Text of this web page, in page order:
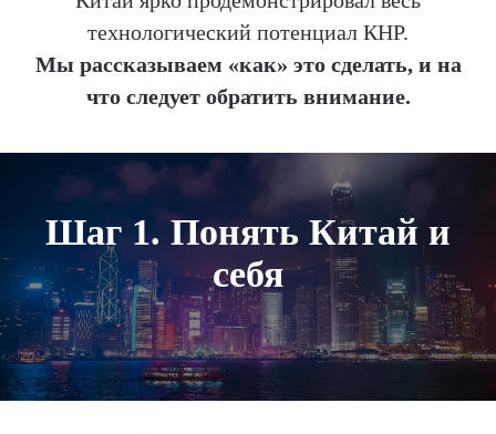
технологический потенциал КНР.
Мы рассказываем «как» это сделать, и на
что следует обратить внимание.
Шаг 1. Понять Китай и
себя